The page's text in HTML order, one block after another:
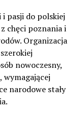
i pasji do polskiej
chęci poznania i
Organizacja
nowoczesny,
wymagającej
narodowe stały